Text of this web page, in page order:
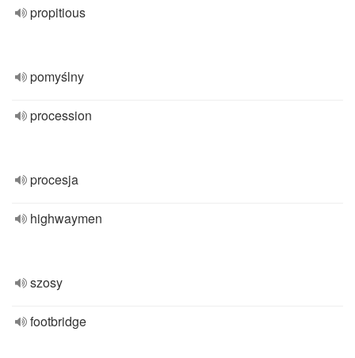
propitious
pomyślny
procession
procesja
highwaymen
szosy
footbridge